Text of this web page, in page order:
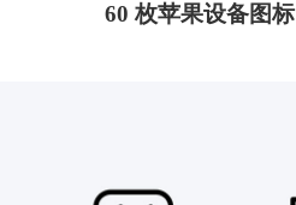
60 枚苹果设备图